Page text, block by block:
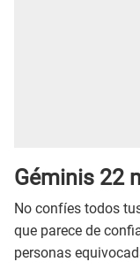
Géminis 22
No confíes todos
que parece de
personas